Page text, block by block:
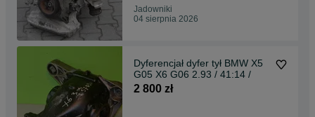
Jadowniki
04 sierpnia 2026
Dyferencjał dyfer tył BMW X5
G05 X6 G06 2.93 / 41:14 /
2 800 zł